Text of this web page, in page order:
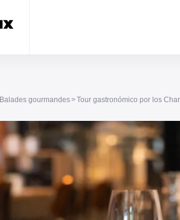
Balades gourmandes Tour gastronómico por los